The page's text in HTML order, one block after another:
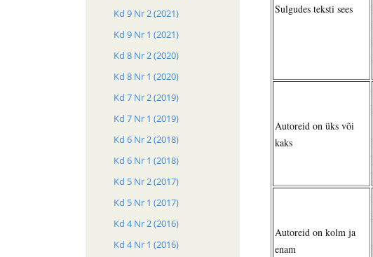
Kd 9 Nr 2 (2021)
Kd 9 Nr 1 (2021)
Kd 8 Nr 2 (2020)
Kd 8 Nr 1 (2020)
Kd 7 Nr 2 (2019)
Kd 7 Nr 1 (2019)
Kd 6 Nr 2 (2018)
Kd 6 Nr 1 (2018)
Kd 5 Nr 2 (2017)
Kd 5 Nr 1 (2017)
Kd 4 Nr 2 (2016)
Kd 4 Nr 1 (2016)
Sulgudes teksti sees
Autoreid on üks või
kaks
Autoreid on kolm ja
enam